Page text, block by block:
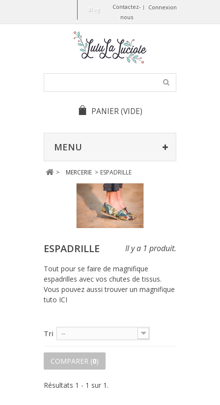
Connexion
Contactez-
nous
Blog
PANIER(VIDE)
MENU
> MERCERIE > ESPADRILLE
ESPADRILLE Il y a 1 produit.
Tout pour se faire de magnifique
espadrilles avec vos chutes de tissus.
Vous pouvez aussi trouver un magnifique
tuto ICI
Tri --
COMPARER (0)
Résultats 1 - 1 sur 1.